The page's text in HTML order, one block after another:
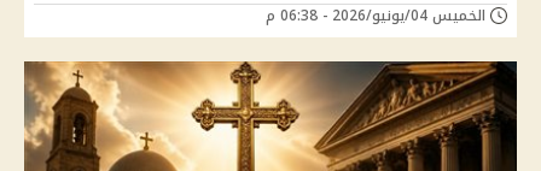
الخميس 04/يونيو/2026 - 06:38 م